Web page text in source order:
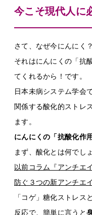
今こそ現代人に
さて、なぜ今にんにく
それはにんにくの「抗
てくれるから！です。
日本未病システム学会
関係する酸化的ストレ
ます。
にんにくの「抗酸化作
まず、酸化とは何でし
以前コラム『アンチエ
防ぐ３つの新アンチエ
「コゲ」糖化ストレス
反応で、簡単に言うと